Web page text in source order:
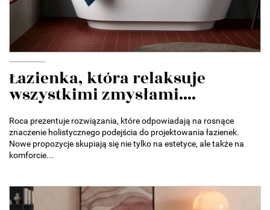
Łazienka, która relaksuje
wszystkimi zmysłami....
Roca prezentuje rozwiązania, które odpowiadają na rosnące
znaczenie holistycznego podejścia do projektowania łazienek.
Nowe propozycje skupiają się nie tylko na estetyce, ale także na
komforcie...